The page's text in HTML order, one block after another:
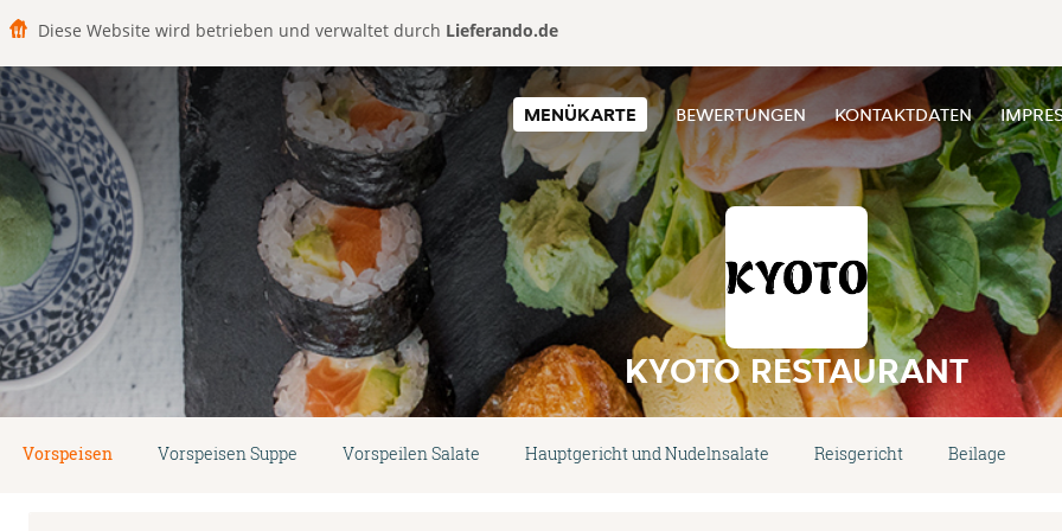
Diese Website wird betrieben und verwaltet durch Lieferando.de
MENÜKARTE BEWERTUNGEN KONTAKTDATEN
KYOTO RESTAURANT
Vorspeisen Vorspeisen Suppe Vorspeilen Salate Hauptgericht und Nudelnsalate Reisgericht Beilage